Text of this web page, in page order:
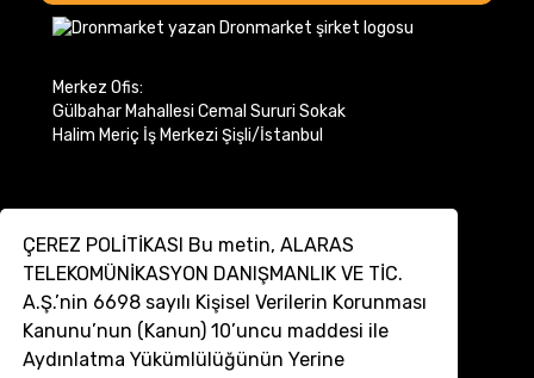
ÇEREZ POLİTİKASI Bu metin, ALARAS
TELEKOMÜNİKASYON DANIŞMANLIK VE TİC.
A.Ş.’nin 6698 sayılı Kişisel Verilerin Korunması
Kanunu’nun (Kanun) 10’uncu maddesi ile
Aydınlatma Yükümlülüğünün Yerine
Merkez Ofis:
Gülbahar Mahallesi Cemal Sururi Sokak
Halim Meriç İş Merkezi Şişli/İstanbul
İletişim